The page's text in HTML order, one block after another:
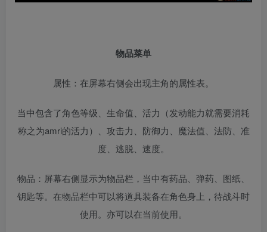
物品菜单
属性：在屏幕右侧会出现主角的属性表。
当中包含了角色等级、生命值、活力（发动能力就需要消耗
称之为amri的活力）、攻击力、防御力、魔法值、法防、准
度、逃脱、速度。
物品：屏幕右侧显示为物品栏，当中有药品、弹药、图纸、
钥匙等。在物品栏中可以将道具装备在角色身上，待战斗时
使用。亦可以在当前使用。